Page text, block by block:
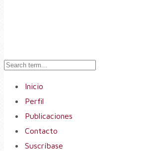
Inicio
Perfil
Publicaciones
Contacto
Suscríbase